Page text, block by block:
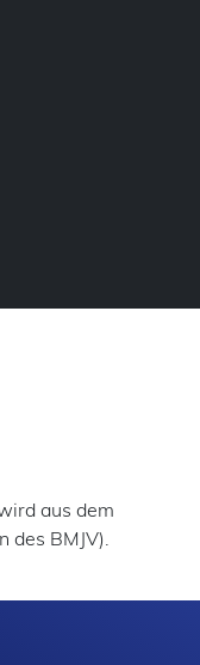
aus dem
BMJV).